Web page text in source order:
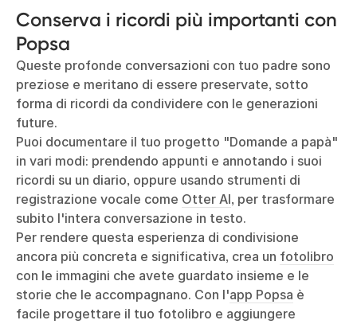
Conserva i ricordi più importanti con
Popsa
Queste profonde conversazioni con tuo padre sono
preziose e meritano di essere preservate, sotto
forma di ricordi da condividere con le generazioni
future.
Puoi documentare il tuo progetto "Domande a papà"
in vari modi: prendendo appunti e annotando i suoi
ricordi su un diario, oppure usando strumenti di
registrazione vocale come Otter AI, per trasformare
subito l'intera conversazione in testo.
Per rendere questa esperienza di condivisione
ancora più concreta e significativa, crea un fotolibro
con le immagini che avete guardato insieme e le
storie che le accompagnano. Con l'app Popsa è
facile progettare il tuo fotolibro e aggiungere